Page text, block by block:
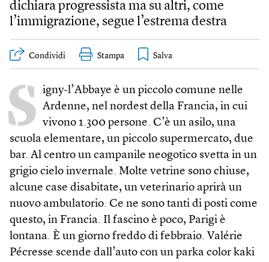
dichiara progressista ma su altri, come
l’immigrazione, segue l’estrema destra
Condividi Stampa
S igny-l’Abbaye è un piccolo comune nelle
Ardenne, nel nord­est della Francia, in cui
vivono 1.300 persone. C’è un asilo, una
scuola elementare, un piccolo supermercato, due
bar. Al centro un campanile neogotico svetta in un
grigio cielo invernale. Molte vetrine sono chiuse,
alcune case disabitate, un veterinario aprirà un
nuovo ambulatorio. Ce ne sono tanti di posti come
questo, in Francia. Il fascino è poco, Parigi è
lontana. È un giorno freddo di febbraio. Valérie
Pécresse scende dall’auto con un parka color kaki